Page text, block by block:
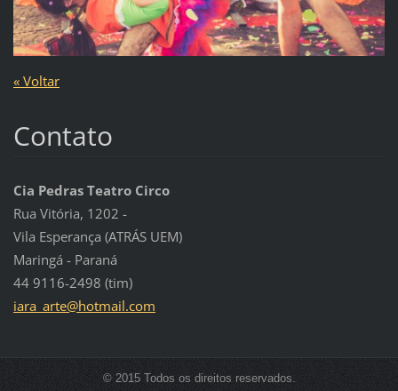
« Voltar
Contato
Cia Pedras Teatro Circo
Rua Vitória, 1202 -
Vila Esperança (ATRÁS UEM)
Maringá - Paraná
44 9116-2498 (tim)
iara_arte@hotmail.com
© 2015 Todos os direitos reservados.